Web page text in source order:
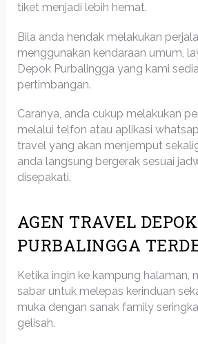
tiket menjadi lebih hemat.
Bila anda hendak melakukan
menggunakan kendaraan umum,
Depok Purbalingga yang kami
pertimbangan.
Caranya, anda cukup melakukan
melalui telfon atau aplikasi
travel yang akan menjemput
anda langsung bergerak sesuai
disepakati.
AGEN TRAVEL DEPOK
PURBALINGGA
Ketika ingin ke kampung halaman,
sabar untuk melepas kerinduan
muka dengan sanak family
gelisah.